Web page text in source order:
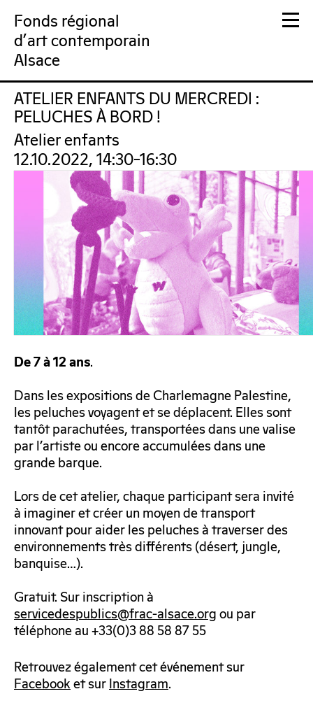
Fonds régional
d'art contemporain
Alsace
FRAC Alsace
ATELIER ENFANTS DU MERCREDI :
PELUCHES À BORD !
Atelier enfants
12.10.2022, 14:30–16:30
De 7 à 12 ans.
Dans les expositions de Charlemagne Palestine,
les peluches voyagent et se déplacent. Elles sont
tantôt parachutées, transportées dans une valise
par l’artiste ou encore accumulées dans une
grande barque.
Lors de cet atelier, chaque participant sera invité
à imaginer et créer un moyen de transport
innovant pour aider les peluches à traverser des
environnements très différents (désert, jungle,
banquise…).
Gratuit. Sur inscription à
servicedespublics@frac-alsace.orgou par
téléphone au +33(0)3 88 58 87 55
Retrouvez également cet événement sur
Facebooket surInstagram.